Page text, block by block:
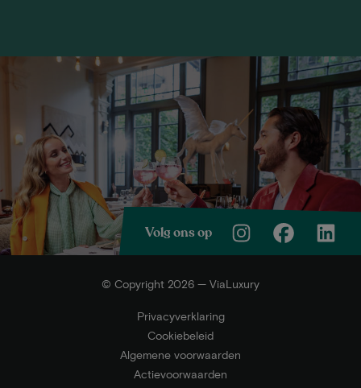
Volg ons op
© Copyright 2026 — ViaLuxury
Privacyverklaring
Cookiebeleid
Algemene voorwaarden
Actievoorwaarden